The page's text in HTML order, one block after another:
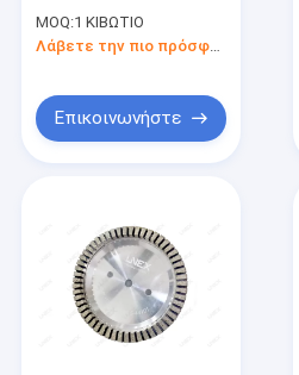
τη λεπτή στίλβωση
λήξης γυαλιού
MOQ:1 ΚΙΒΩΤΙΟ
Λάβετε την πιο πρόσφατη τιμή
Επικοινωνήστε